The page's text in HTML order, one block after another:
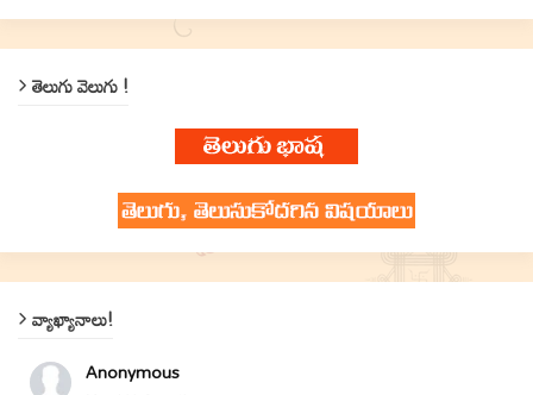
తెలుగు వెలుగు !
వ్యాఖ్యానాలు!
Anonymous